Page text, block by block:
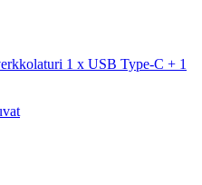
1 x USB Type-C + 1